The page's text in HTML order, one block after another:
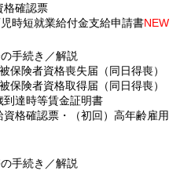
確認票
給付金支給申請書NEW
手続き／解説
者資格喪失届（同日得喪）
者資格取得届（同日得喪）
時等賃金証明書
確認票・（初回）高年齢雇用
手続き／解説